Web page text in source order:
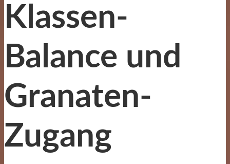
Klassen-
Balance und
Granaten-
Zugang